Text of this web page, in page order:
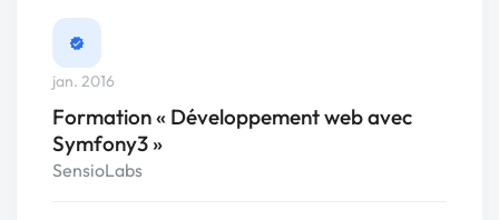
jan. 2016
Formation « Développement web avec
Symfony3 »
SensioLabs